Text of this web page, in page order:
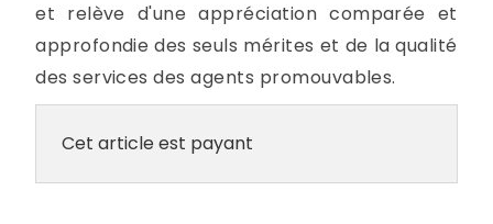
et relève d'une appréciation comparée et
approfondie des seuls mérites et de la qualité
des services des agents promouvables.
Cet article est payant